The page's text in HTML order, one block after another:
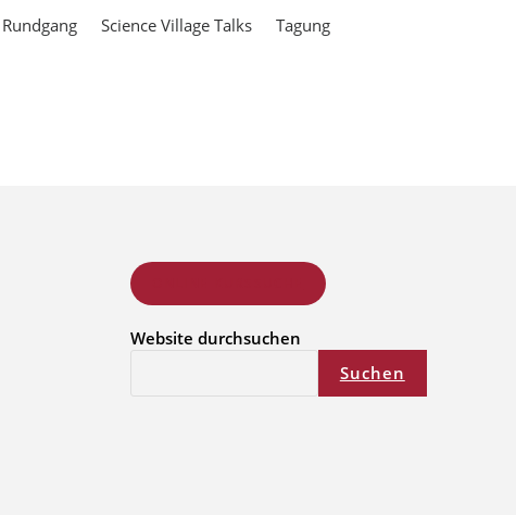
Rundgang Science Village Talks
Tagung
Website durchsuchen
Suchen